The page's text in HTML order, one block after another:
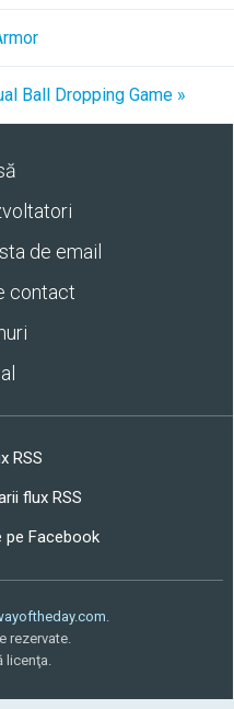
Ball Dropping Game »
de email
contact
RSS
flux RSS
pe Facebook
.
rezervate.
licenţa.